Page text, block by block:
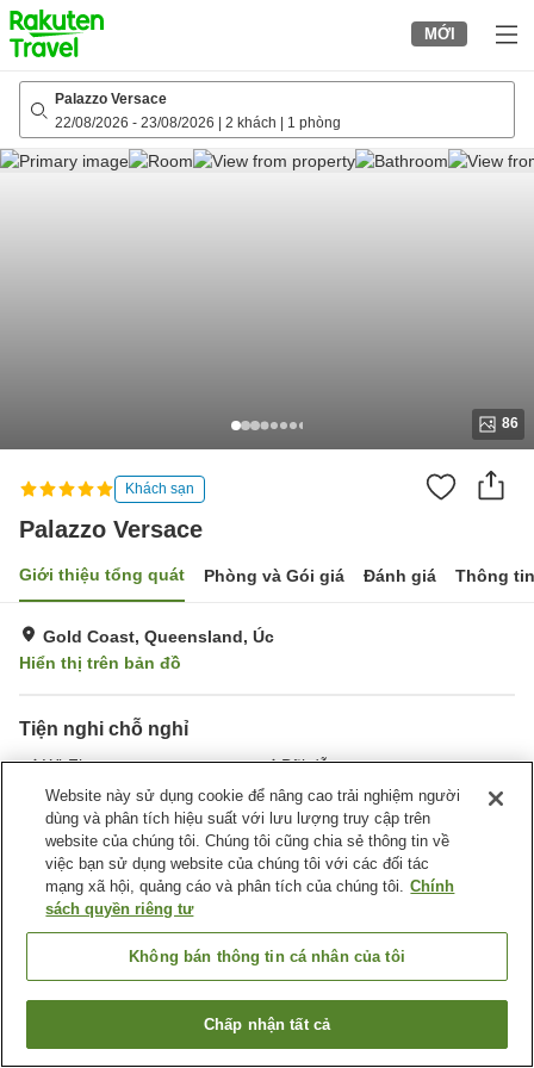
to
top
page
MỚI
Palazzo Versace
22/08/2026 - 23/08/2026 2 khách 1 phòng
86
Khách sạn
Palazzo Versace
Giới thiệu tổng quát Phòng và Gói giá Đánh giá Thông
Gold Coast, Queensland, Úc
Hiển thị trên bản đồ
Tiện nghi chỗ nghỉ
Wi-Fi
Bãi đỗ xe
Spa / Salon
Phòng tập gym
Trang chủ Úc Queensland Gold Coast Palazzo Versace
Tìm phòng trống
Website này sử dụng cookie để nâng cao trải nghiệm người
dùng và phân tích hiệu suất với lưu lượng truy cập trên
website của chúng tôi. Chúng tôi cũng chia sẻ thông tin về
việc bạn sử dụng website của chúng tôi với các đối tác
mạng xã hội, quảng cáo và phân tích của chúng tôi. Chính
sách quyền riêng tư
Không bán thông tin cá nhân của tôi
Chấp nhận tất cả